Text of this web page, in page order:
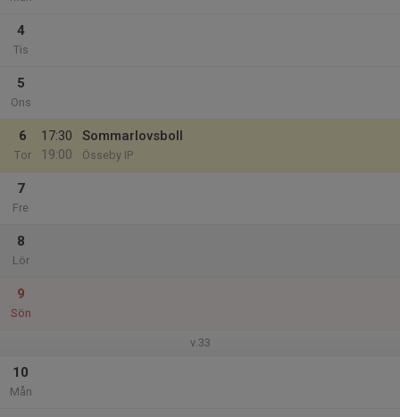
4
Tis
5
Ons
6
Tor
17:30
19:00
Sommarlovsboll
Össeby IP
7
Fre
8
Lör
9
Sön
v.33
10
Mån